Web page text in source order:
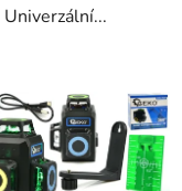
Univerzální...